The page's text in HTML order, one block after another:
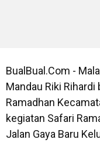
BualBual.Com -
Mandau Riki
Ramadhan
kegiatan Safari
Jalan Gaya Baru